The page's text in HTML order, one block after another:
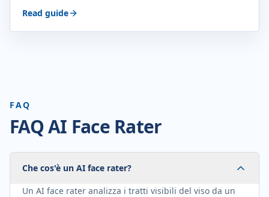
Read guide
FAQ
FAQ AI Face Rater
Che cos'è un AI face rater?
Un AI face rater analizza i tratti visibili del viso da un